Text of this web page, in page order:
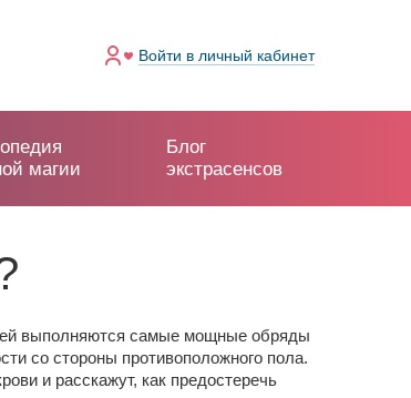
Войти в личный кабинет
магии
Блог
экстрасенсов
выполняются самые мощные обряды
со стороны противоположного пола.
и расскажут, как предостеречь